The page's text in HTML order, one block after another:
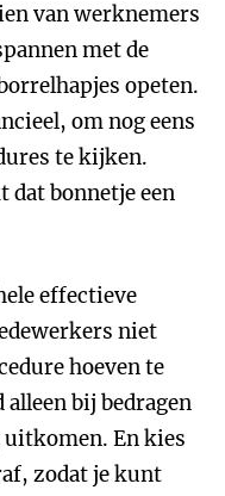
van werknemers
met de
opeten.
om nog eens
te kijken.
dat bonnetje een
effectieve
niet
hoeven te
bij bedragen
uitkomen. En kies
zodat je kunt